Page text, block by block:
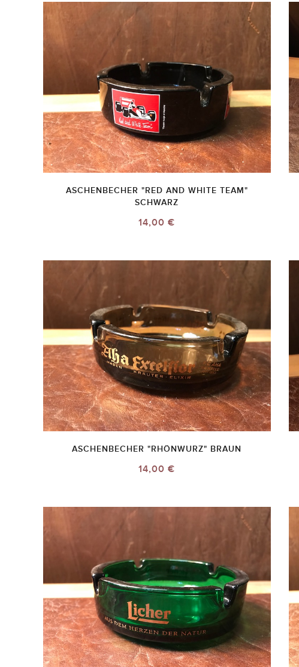
ASCHENBECHER "RED AND WHITE TEAM"
SCHWARZ
14,00 €
ASCHENBECHER "RHÖNWURZ" BRAUN
14,00 €